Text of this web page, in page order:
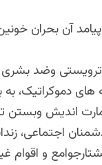
آن بحران
ترویستی وضد
دموکراتیک، به
اندیش وبستن
اجتماعی،
و اقوام